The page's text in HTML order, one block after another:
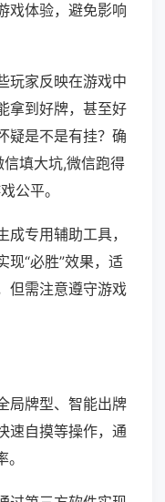
戏体验，避免影响
玩家反映在游戏中
拿到好牌，甚至好
疑是不是有挂？确
填大坑,微信跑得
公平。
专用辅助工具，
现“必胜”效果，适
但需注意遵守游戏
局牌型、智能出牌
速自摸等操作，通